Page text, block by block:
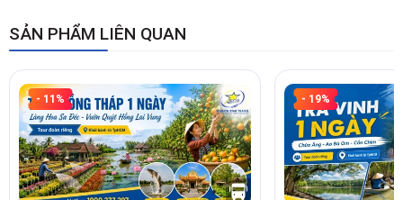
SẢN PHẨM LIÊN QUAN
- 11% - 19%